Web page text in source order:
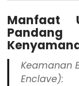
Manfaat
Keamanan
Enclave):